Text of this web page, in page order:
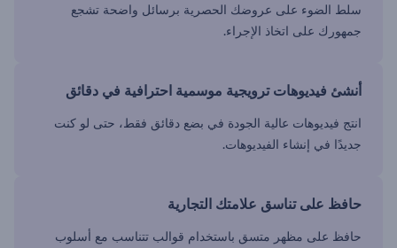
سلط الضوء على عروضك الحصرية برسائل واضحة تشجع
جمهورك على اتخاذ الإجراء.
أنشئ فيديوهات ترويجية موسمية احترافية في دقائق
انتج فيديوهات عالية الجودة في بضع دقائق فقط، حتى لو كنت
جديدًا في إنشاء الفيديوهات.
حافظ على تناسق علامتك التجارية
حافظ على مظهر متسق باستخدام قوالب تتناسب مع أسلوب